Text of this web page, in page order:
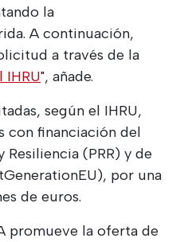
la
A continuación,
a través de la
IHRU", añade.
según el IHRU,
con financiación del
Resiliencia (PRR) y de
por una
de euros.
promueve la oferta de